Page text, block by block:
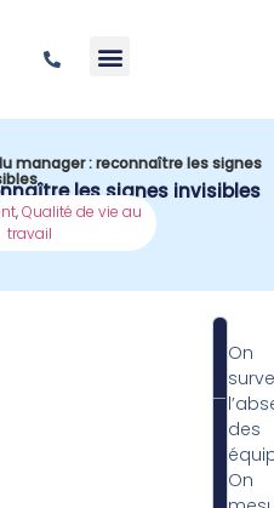
manager : reconnaître les signes
les signes invisibles
,Qualité de vie au
travail
On
des
On